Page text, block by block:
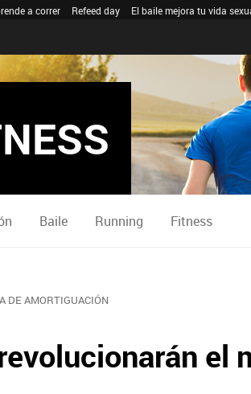
a correr Refeed day El baile mejora tu vida
Baile Running Fitness
DE AMORTIGUACIÓN
el